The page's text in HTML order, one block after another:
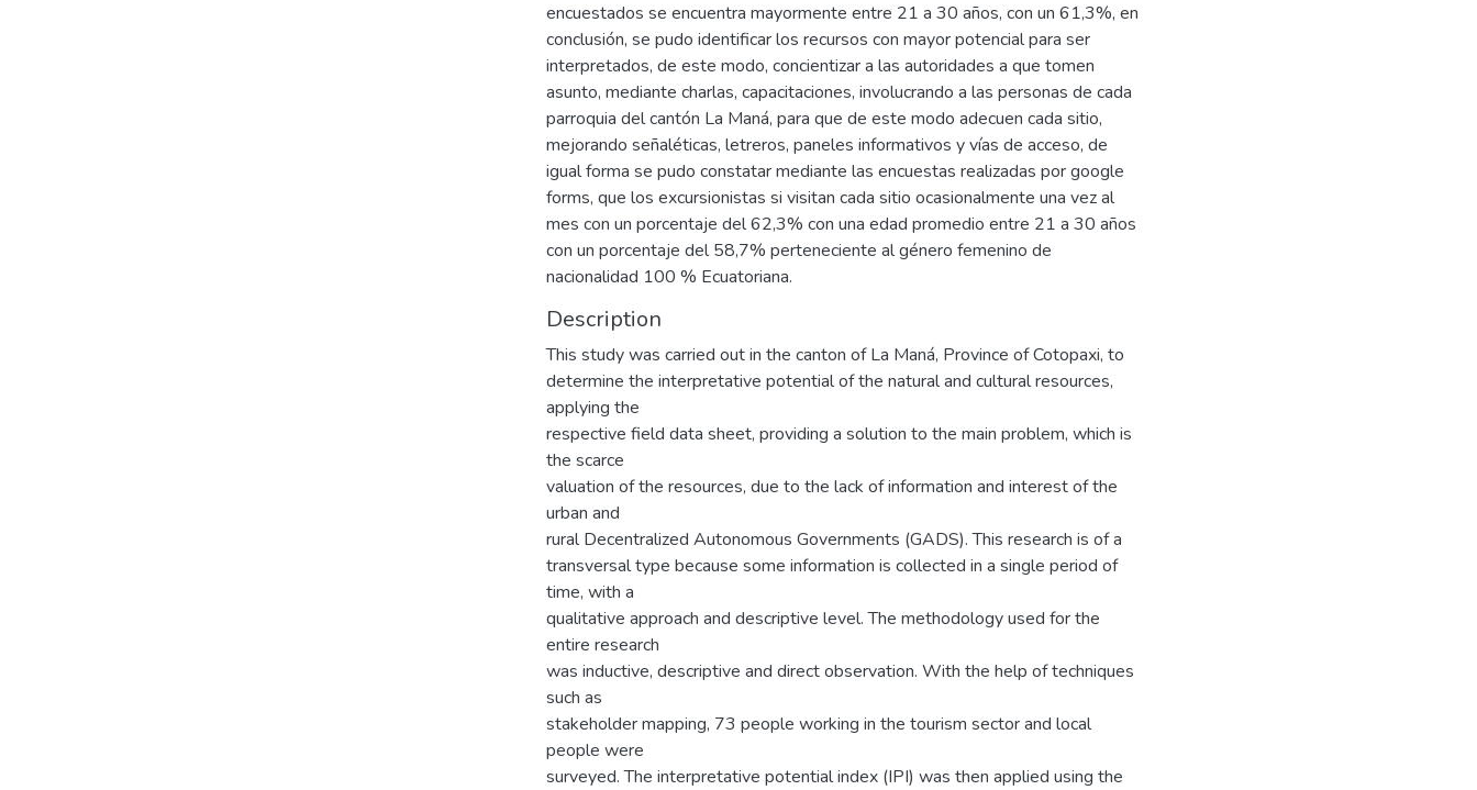
encuestados se encuentra mayormente entre 21 a 30 años, con un 61,3%, en
conclusión, se pudo identificar los recursos con mayor potencial para ser
interpretados, de este modo, concientizar a las autoridades a que tomen
asunto, mediante charlas, capacitaciones, involucrando a las personas de cada
parroquia del cantón La Maná, para que de este modo adecuen cada sitio,
mejorando señaléticas, letreros, paneles informativos y vías de acceso, de
igual forma se pudo constatar mediante las encuestas realizadas por google
forms, que los excursionistas si visitan cada sitio ocasionalmente una vez al
mes con un porcentaje del 62,3% con una edad promedio entre 21 a 30 años
con un porcentaje del 58,7% perteneciente al género femenino de
nacionalidad 100 % Ecuatoriana.
Description
This study was carried out in the canton of La Maná, Province of Cotopaxi, to
determine the interpretative potential of the natural and cultural resources,
applying the
respective field data sheet, providing a solution to the main problem, which is
the scarce
valuation of the resources, due to the lack of information and interest of the
urban and
rural Decentralized Autonomous Governments (GADS). This research is of a
transversal type because some information is collected in a single period of
time, with a
qualitative approach and descriptive level. The methodology used for the
entire research
was inductive, descriptive and direct observation. With the help of techniques
such as
stakeholder mapping, 73 people working in the tourism sector and local
people were
surveyed. The interpretative potential index (IPI) was then applied using the